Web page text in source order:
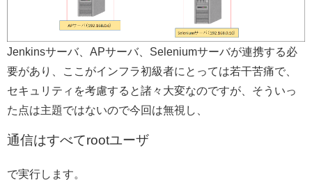
Jenkinsサーバ、APサーバ、Seleniumサーバが連携する必
要があり、ここがインフラ初級者にとっては若干苦痛で、
セキュリティを考慮すると諸々大変なのですが、そういっ
た点は主題ではないので今回は無視し、
通信はすべてrootユーザ
で実行します。